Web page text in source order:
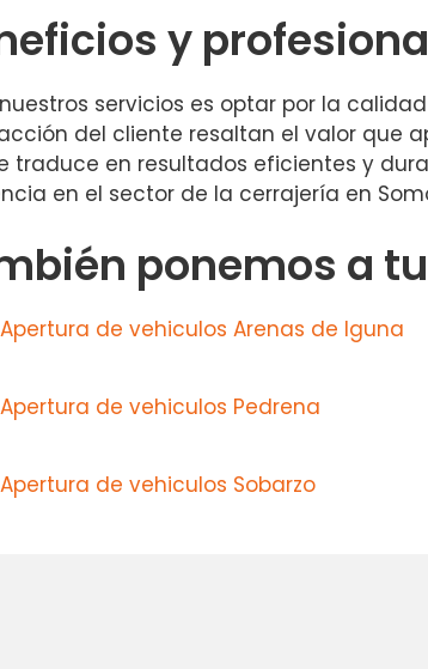
y
nuestros servicios es optar por la
del cliente resaltan el valor que
traduce en resultados eficientes y
en el sector de la cerrajería en
ponemos a
Apertura de vehiculos Arenas de Iguna
Apertura de vehiculos Pedrena
Apertura de vehiculos Sobarzo